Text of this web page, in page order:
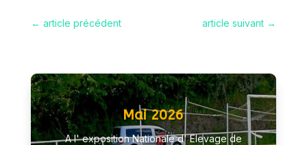
← article précédent article suivant →
Mai 2026
A l' exposition Nationale d' Elevage de